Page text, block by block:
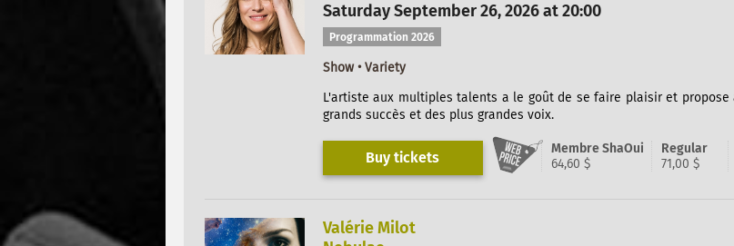
Saturday September 26, 2026 at 20:00
Programmation 2026
Show • Variety
L'artiste aux multiples talents a le goût de se faire plaisir et
grands succès et des plus grandes voix.
Buy tickets
Membre ShaOui
64,60 $
Regular
71,00 $
Valérie Milot